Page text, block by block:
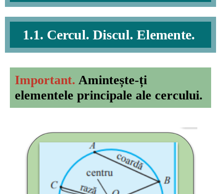
1.1. Cercul. Discul. Elemente.
Important. Amintește-ți
elementele principale ale cercului.